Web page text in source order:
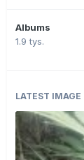
Albums
1.9 tys.
LATEST IMAGE